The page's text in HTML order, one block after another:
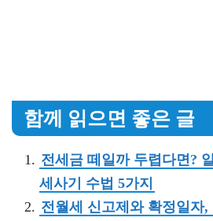
함께 읽으면 좋은 글
전세금 떼일까 두렵다면?
세사기 수법 5가지
전월세 신고제와 확정일자